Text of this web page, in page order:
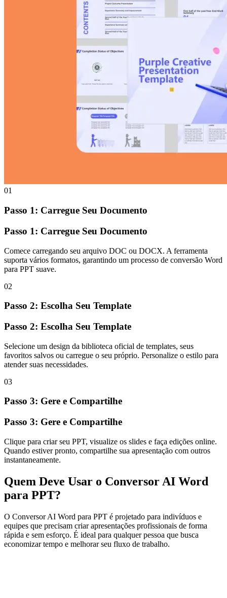
01
Passo 1: Carregue Seu Documento
Passo 1: Carregue Seu Documento
Comece carregando seu arquivo DOC ou DOCX. A ferramenta
suporta vários formatos, garantindo um processo de conversão Word
para PPT suave.
02
Passo 2: Escolha Seu Template
Passo 2: Escolha Seu Template
Selecione um design da biblioteca oficial de templates, seus
favoritos salvos ou carregue o seu próprio. Personalize o estilo para
atender suas necessidades.
03
Passo 3: Gere e Compartilhe
Passo 3: Gere e Compartilhe
Clique para criar seu PPT, visualize os slides e faça edições online.
Quando estiver pronto, compartilhe sua apresentação com outros
instantaneamente.
Quem Deve Usar o Conversor AI Word
para PPT?
O Conversor AI Word para PPT é projetado para indivíduos e
equipes que precisam criar apresentações profissionais de forma
rápida e sem esforço. É ideal para qualquer pessoa que busca
economizar tempo e melhorar seu fluxo de trabalho.